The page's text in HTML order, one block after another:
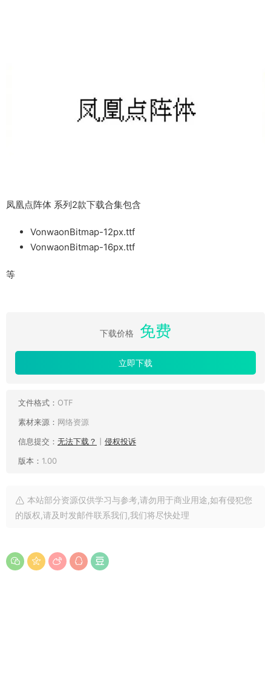
凤凰点阵体 系列2款下载合集包含
VonwaonBitmap-12px.ttf
VonwaonBitmap-16px.ttf
等
下载价格 免费
立即下载
文件格式： OTF
素材来源： 网络资源
信息提交： 无法下载？
侵权投诉
版本： 1.00
本站部分资源仅供学习与参考,请勿用于商业用途,如有侵犯您
的版权,请及时发邮件联系我们,我们将尽快处理